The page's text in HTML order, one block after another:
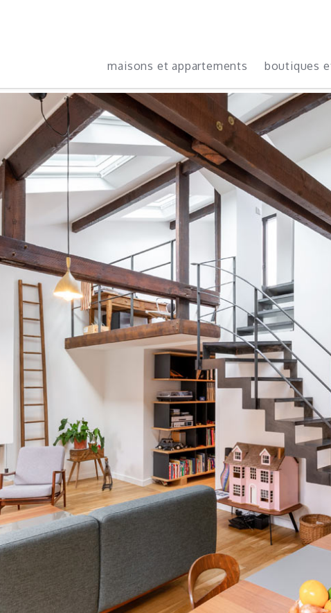
maisons et appartements boutiques